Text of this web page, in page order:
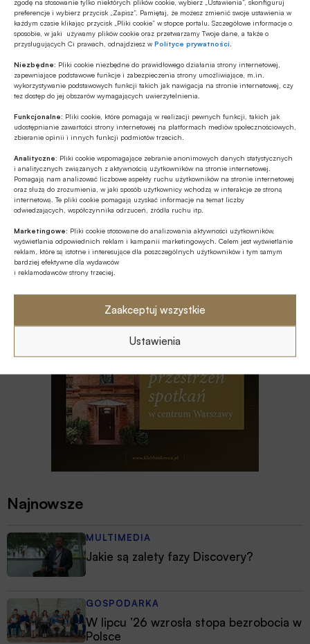
preferencje i wybierz przycisk „Zapisz”. Pamiętaj, że możesz zmienić swoje ustawienia w
każdym czasie klikając przycisk „Pliki cookie” w stopce portalu. Szczegółowe informacje o
sposobie, w jaki używamy plików cookie oraz przetwarzamy Twoje dane, a także o
przysługujących Ci prawach, odnajdziesz wPolityce prywatności
Niezbędne: Pliki cookie niezbędne do prawidłowego działania strony internetowej,
zapewniające podstawowe funkcje i zabezpieczenia strony umożliwiające, m.in.
wykorzystywanie podstawowych funkcji takich jak nawigacja na stronie internetowej, czy
tez dostęp do jej obszarów wymagających uwierzytelnienia.
Funkcjonalne: Pliki cookie, które pomagają w realizacji pewnych funkcji, takich jak
udostępnianie zawartości strony internetowej na platformach mediów społecznościowych,
zbieranie opinii i innych funkcji podmiotów trzecich.
Analityczne: Pliki cookie wspomagające zebranie anonimowych danych statystycznych
i analitycznych związanych z aktywnością użytkowników na stronie internetowej.
Pomagają nam analizować liczbowe aspekty ruchu użytkowników na stronie internetowej
oraz służą do zrozumienia, w jaki sposób użytkownicy wchodzą w interakcje ze stroną
internetową. Te pliki cookie pomagają uzyskać informacje na temat liczby
odwiedzających, współczynnika odrzuceń, źródła ruchu itp.
Marketingowe: Pliki cookie stosowane do analizowania aktywności użytkowników,
wyświetlania odpowiednich reklam i kampanii marketingowych. Celem jest wyświetlanie
reklam, które są istotne i interesujące dla poszczególnych użytkowników i tym samym
bardziej efektywne dla wydawców
i reklamodawców strony trzeciej.
Zaakceptuj wszystkie
Ustawienia
Polecamy
MULTIMEDIA
Banki mogą bezpośrednio finansować
przemysł zbrojeniowy
Z RYNKU FINANSOWEGO
PKO BP o nowych zasadach
ustawowych w sprawach frankowych
MULTIMEDIA
Na czym polega faza Discovery?
Z RYNKU FINANSOWEGO
Branża leasingowa o inwestycjach w
polskiej gospodarce, programie SAFE i
polityce dual use
Najnowsze
MULTIMEDIA
Jakie są zalety fazy Discovery?
GOSPODARKA
W lipcu ’26 wzrosła stopa bezrobocia w
Polsce